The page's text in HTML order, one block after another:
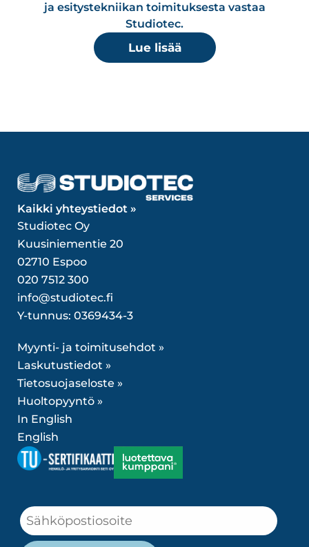
ja esitystekniikan toimituksesta vastaa
Studiotec.
Lue lisää
Kaikki yhteystiedot »
Studiotec Oy
Kuusiniementie 20
02710 Espoo
020 7512 300
info@studiotec.fi
Y-tunnus: 0369434-3
Myynti- ja toimitusehdot »
Laskutustiedot »
Tietosuojaseloste »
Huoltopyyntö »
In English
English